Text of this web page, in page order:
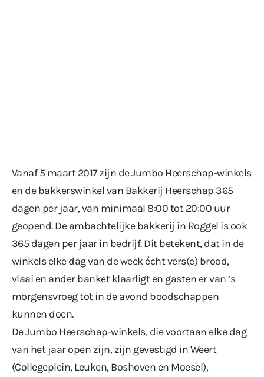
Vanaf 5 maart 2017 zijn de Jumbo Heerschap-winkels
en de bakkerswinkel van Bakkerij Heerschap 365
dagen per jaar, van minimaal 8:00 tot 20:00 uur
geopend. De ambachtelijke bakkerij in Roggel is ook
365 dagen per jaar in bedrijf. Dit betekent, dat in de
winkels elke dag van de week écht vers(e) brood,
vlaai en ander banket klaarligt en gasten er van ’s
morgensvroeg tot in de avond boodschappen
kunnen doen.
De Jumbo Heerschap-winkels, die voortaan elke dag
van het jaar open zijn, zijn gevestigd in Weert
(Collegeplein, Leuken, Boshoven en Moesel),